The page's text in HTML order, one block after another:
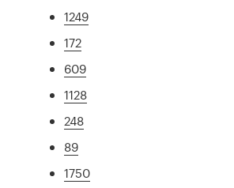
1249
172
609
1128
248
89
1750